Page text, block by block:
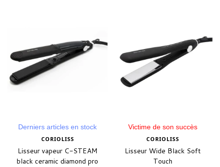
Derniers articles en stock
CORIOLISS
Lisseur vapeur C-STEAM
black ceramic diamond pro
Victime de son succès
CORIOLISS
Lisseur Wide Black Soft
Touch